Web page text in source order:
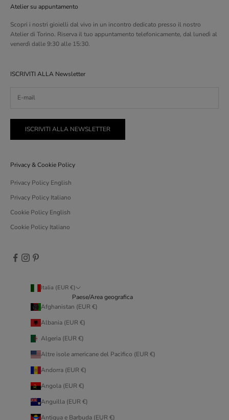
Atelier su appuntamento
Scopri i nostri gioielli dal vivo in un incontro dedicato presso il nostro
Atelier di Torino. Riserva il tuo appuntamento telefonicamente, dal lunedì al
venerdì dalle 9:30 alle 15:30.
ISCRIVITI ALLA Newsletter
ISCRIVITI ALLA NEWSLETTER
Privacy & Cookie Policy
Privacy Policy English
Privacy Policy Italiano
Cookie Policy English
Cookie Policy Italiano
Italia (EUR €)
Paese/Area geografica
Afghanistan (EUR €)
Albania (EUR €)
Algeria (EUR €)
Altre isole americane del Pacifico (EUR €)
Andorra (EUR €)
Angola (EUR €)
Anguilla (EUR €)
Antigua e Barbuda (EUR €)